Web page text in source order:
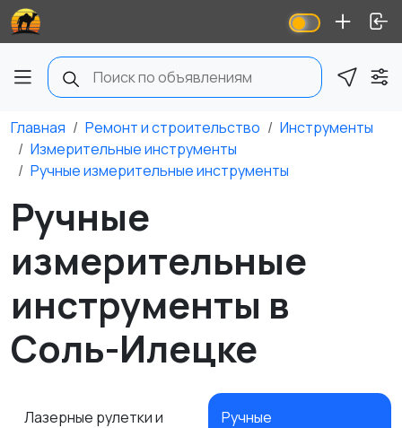
Главная Ремонт и строительство
Инструменты
Измерительные инструменты
Ручные измерительные инструменты
Ручные
измерительные
инструменты в
Соль-Илецке
Лазерные рулетки и
Ручные